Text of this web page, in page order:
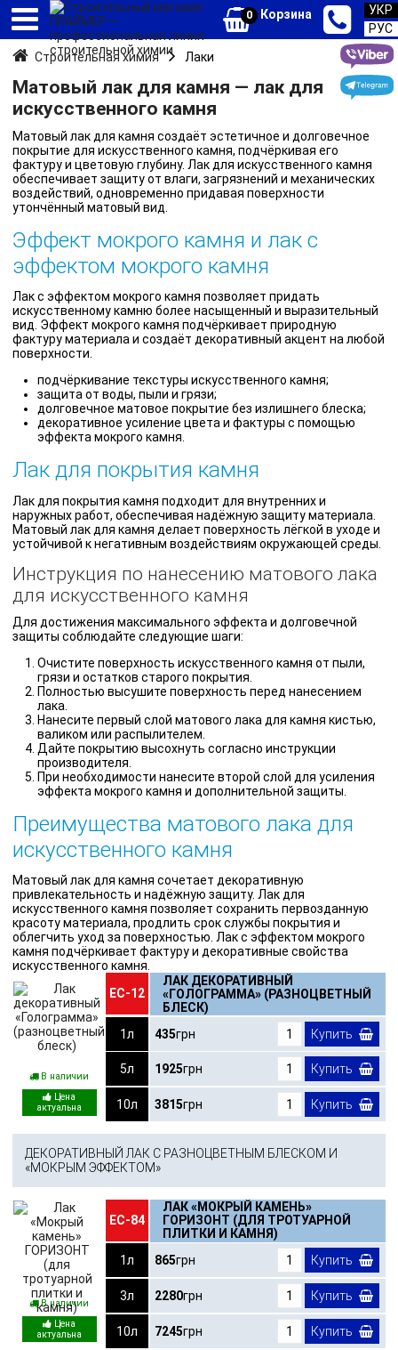
0 Корзина
УКР
РУС
Строительная химия
Лаки
Матовый лак для камня — лак для
искусственного камня
Матовый лак для камня создаёт эстетичное и долговечное
покрытие для искусственного камня, подчёркивая его
фактуру и цветовую глубину. Лак для искусственного камня
обеспечивает защиту от влаги, загрязнений и механических
воздействий, одновременно придавая поверхности
утончённый матовый вид.
Эффект мокрого камня и лак с
эффектом мокрого камня
Лак с эффектом мокрого камня позволяет придать
искусственному камню более насыщенный и выразительный
вид. Эффект мокрого камня подчёркивает природную
фактуру материала и создаёт декоративный акцент на любой
поверхности.
подчёркивание текстуры искусственного камня;
защита от воды, пыли и грязи;
долговечное матовое покрытие без излишнего блеска;
декоративное усиление цвета и фактуры с помощью
эффекта мокрого камня.
Лак для покрытия камня
Лак для покрытия камня подходит для внутренних и
наружных работ, обеспечивая надёжную защиту материала.
Матовый лак для камня делает поверхность лёгкой в уходе и
устойчивой к негативным воздействиям окружающей среды.
Инструкция по нанесению матового лака
для искусственного камня
Для достижения максимального эффекта и долговечной
защиты соблюдайте следующие шаги:
Очистите поверхность искусственного камня от пыли,
грязи и остатков старого покрытия.
Полностью высушите поверхность перед нанесением
лака.
Нанесите первый слой матового лака для камня кистью,
валиком или распылителем.
Дайте покрытию высохнуть согласно инструкции
производителя.
При необходимости нанесите второй слой для усиления
эффекта мокрого камня и дополнительной защиты.
Преимущества матового лака для
искусственного камня
Матовый лак для камня сочетает декоративную
привлекательность и надёжную защиту. Лак для
искусственного камня позволяет сохранить первозданную
красоту материала, продлить срок службы покрытия и
облегчить уход за поверхностью. Лак с эффектом мокрого
камня подчёркивает фактуру и декоративные свойства
искусственного камня.
В наличии
ЕС-12
ЛАК ДЕКОРАТИВНЫЙ
«ГОЛОГРАММА» (РАЗНОЦВЕТНЫЙ
БЛЕСК)
1л
435грн Купить
5л 1925грн Купить
10л 3815грн Купить
ДЕКОРАТИВНЫЙ ЛАК С РАЗНОЦВЕТНЫМ БЛЕСКОМ И
«МОКРЫМ ЭФФЕКТОМ»
В наличии
ЕС-84
ЛАК «МОКРЫЙ КАМЕНЬ»
ГОРИЗОНТ (ДЛЯ ТРОТУАРНОЙ
ПЛИТКИ И КАМНЯ)
1л
865грн Купить
3л 2280грн Купить
10л 7245грн Купить